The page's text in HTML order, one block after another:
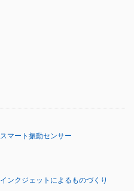
スマート振動センサー
インクジェットによるものづくり